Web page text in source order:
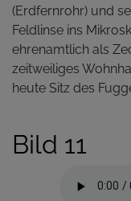
(Erdfernrohr) und
Feldlinse ins
ehrenamtlich als
zeitweiliges
heute Sitz des
Bild 11